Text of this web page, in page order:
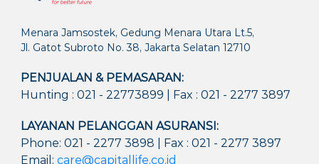
Menara Jamsostek, Gedung Menara Utara Lt.5,
Jl. Gatot Subroto No. 38, Jakarta Selatan 12710
PENJUALAN & PEMASARAN:
Hunting : 021 - 22773899 | Fax : 021 - 2277 3897
LAYANAN PELANGGAN ASURANSI:
Phone: 021 - 2277 3898 | Fax : 021 - 2277 3897
Email:care@capitallife.co.id